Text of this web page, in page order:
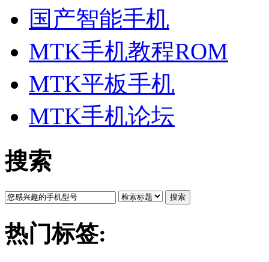
国产智能手机
MTK手机教程ROM
MTK平板手机
MTK手机论坛
搜索
搜索
热门标签: